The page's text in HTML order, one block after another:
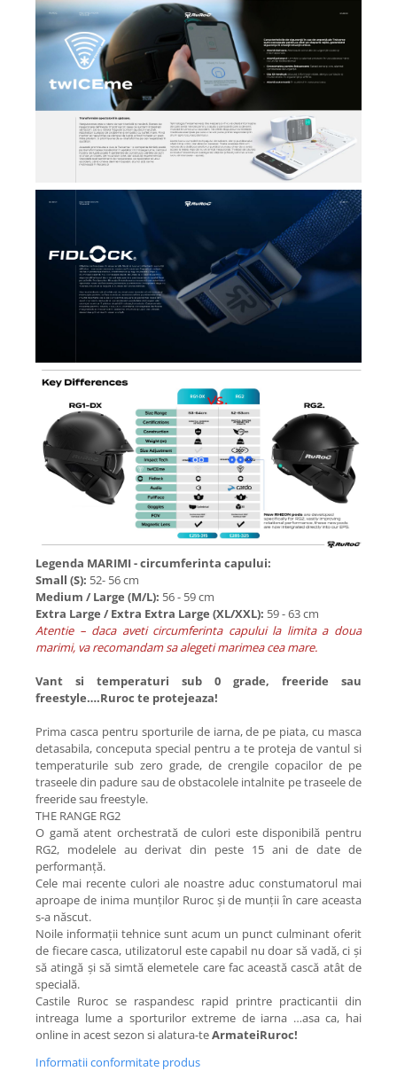
Legenda MARIMI - circumferinta capului:
Small (S): 52- 56 cm
Medium / Large (M/L): 56 - 59 cm
Extra Large / Extra Extra Large (XL/XXL): 59 - 63 cm
Atentie – daca aveti circumferinta capului la limita a doua
marimi, va recomandam sa alegeti marimea cea mare.
Vant si temperaturi sub 0 grade, freeride sau
freestyle….Ruroc te protejeaza!
Prima casca pentru sporturile de iarna, de pe piata, cu masca
detasabila, conceputa special pentru a te proteja de vantul si
temperaturile sub zero grade, de crengile copacilor de pe
traseele din padure sau de obstacolele intalnite pe traseele de
freeride sau freestyle.
THE RANGE RG2
O gamă atent orchestrată de culori este disponibilă pentru
RG2, modelele au derivat din peste 15 ani de date de
performanță.
Cele mai recente culori ale noastre aduc constumatorul mai
aproape de inima munților Ruroc și de munții în care aceasta
s-a născut.
Noile informații tehnice sunt acum un punct culminant oferit
de fiecare casca, utilizatorul este capabil nu doar să vadă, ci și
să atingă și să simtă elemetele care fac această cască atât de
specială.
Castile Ruroc se raspandesc rapid printre practicantii din
intreaga lume a sporturilor extreme de iarna …asa ca, hai
online in acest sezon si alatura-teArmateiRuroc!
Informatii conformitate produs